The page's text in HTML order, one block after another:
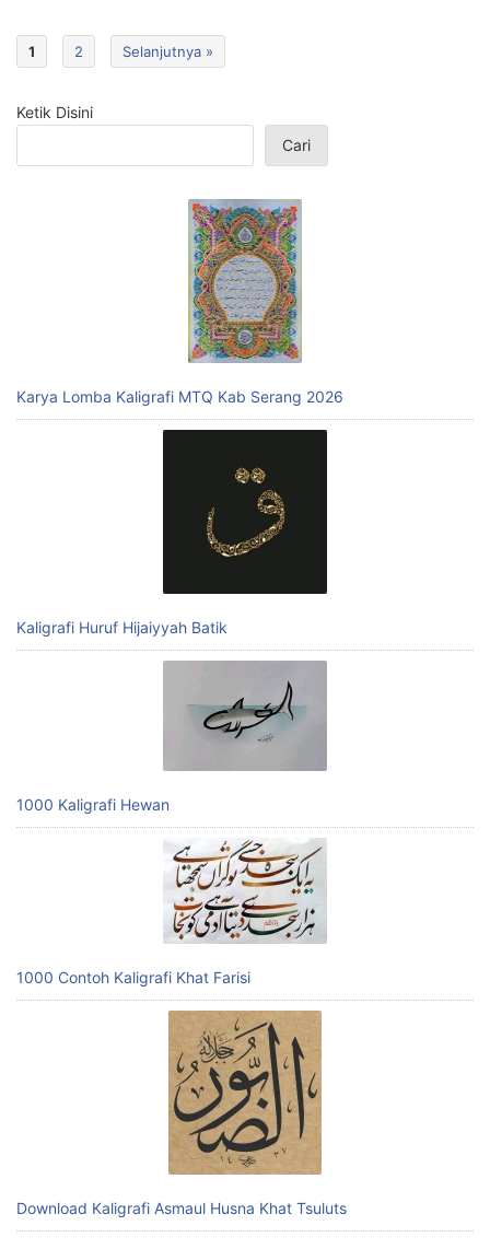
1 2 Selanjutnya »
Ketik Disini
Cari
Karya Lomba Kaligrafi MTQ Kab Serang 2026
Kaligrafi Huruf Hijaiyyah Batik
1000 Kaligrafi Hewan
1000 Contoh Kaligrafi Khat Farisi
Download Kaligrafi Asmaul Husna Khat Tsuluts